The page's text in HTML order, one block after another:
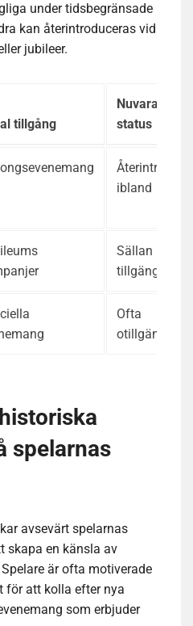
under tidsbegränsade
kan återintroduceras vid
jubileer.
tillgång
Nuvarande
status
ibland
Sällan
tillgängliga
Ofta
otillgängliga
spelarnas
avsevärt spelarnas
skapa en känsla av
är ofta motiverade
för att kolla efter nya
som erbjuder